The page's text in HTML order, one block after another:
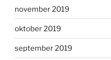
november 2019
oktober 2019
september 2019